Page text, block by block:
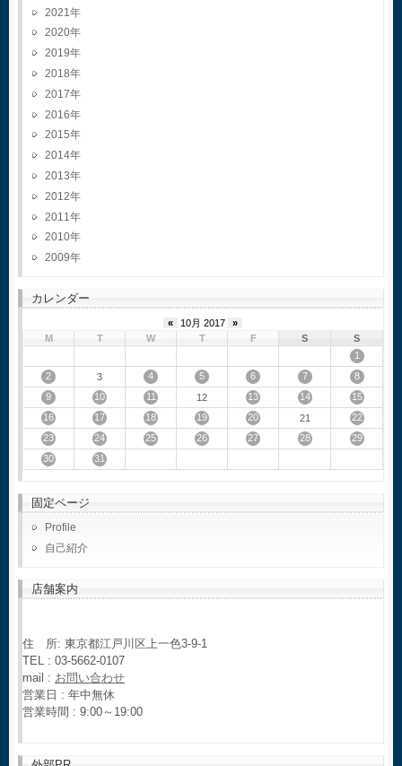
2021
2020
2019
2018
2017
2016
2015
2014
2013
2012
2011
2010
2009
カレンダー
« 10月 2017
»
M
T W T F S
S
1
2
3 4 5 6 7
8
9
10 11 12 13 14
15
16
17 18 19 20 21
22
23
24 25 26 27 28
29
30
31
固定ページ
Profile
自己紹介
店舗案内
住 所: 東京都江戸川区上一色3-9-1
TEL : 03-5662-0107
mail : お問い合わせ
営業日 : 年中無休
営業時間 : 9:00～19:00